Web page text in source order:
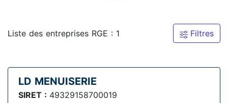
Liste des entreprises RGE : 1 Filtres
LD MENUISERIE
SIRET : 49329158700019